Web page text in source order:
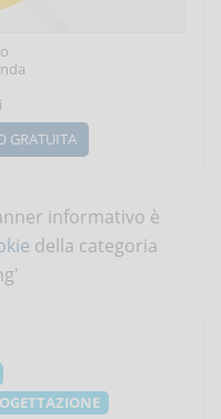
GRATUITA
informativo è
della categoria